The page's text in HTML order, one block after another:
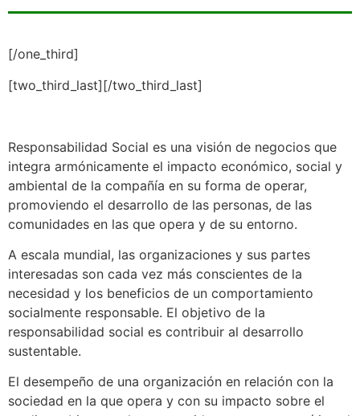
[/one_third]
[two_third_last][/two_third_last]
Responsabilidad Social es una visión de negocios que
integra armónicamente el impacto económico, social y
ambiental de la compañía en su forma de operar,
promoviendo el desarrollo de las personas, de las
comunidades en las que opera y de su entorno.
A escala mundial, las organizaciones y sus partes
interesadas son cada vez más conscientes de la
necesidad y los beneficios de un comportamiento
socialmente responsable. El objetivo de la
responsabilidad social es contribuir al desarrollo
sustentable.
El desempeño de una organización en relación con la
sociedad en la que opera y con su impacto sobre el